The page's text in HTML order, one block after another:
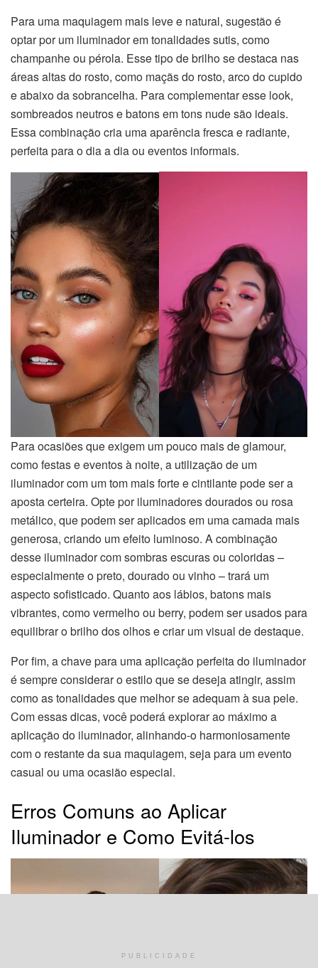
Para uma maquiagem mais leve e natural, sugestão é
optar por um iluminador em tonalidades sutis, como
champanhe ou pérola. Esse tipo de brilho se destaca nas
áreas altas do rosto, como maçãs do rosto, arco do cupido
e abaixo da sobrancelha. Para complementar esse look,
sombreados neutros e batons em tons nude são ideais.
Essa combinação cria uma aparência fresca e radiante,
perfeita para o dia a dia ou eventos informais.
Para ocasiões que exigem um pouco mais de glamour,
como festas e eventos à noite, a utilização de um
iluminador com um tom mais forte e cintilante pode ser a
aposta certeira. Opte por iluminadores dourados ou rosa
metálico, que podem ser aplicados em uma camada mais
generosa, criando um efeito luminoso. A combinação
desse iluminador com sombras escuras ou coloridas –
especialmente o preto, dourado ou vinho – trará um
aspecto sofisticado. Quanto aos lábios, batons mais
vibrantes, como vermelho ou berry, podem ser usados para
equilibrar o brilho dos olhos e criar um visual de destaque.
Por fim, a chave para uma aplicação perfeita do iluminador
é sempre considerar o estilo que se deseja atingir, assim
como as tonalidades que melhor se adequam à sua pele.
Com essas dicas, você poderá explorar ao máximo a
aplicação do iluminador, alinhando-o harmoniosamente
com o restante da sua maquiagem, seja para um evento
casual ou uma ocasião especial.
Erros Comuns ao Aplicar
Iluminador e Como Evitá-los
PUBLICIDADE